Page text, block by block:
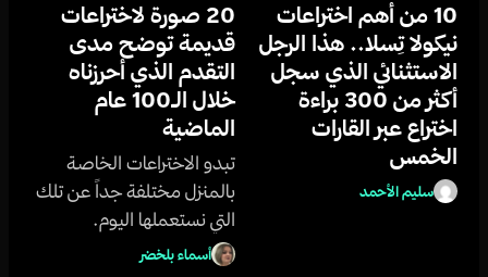
10 من أهم اختراعات
نيكولا تِسلا.. هذا الرجل
الاستثنائي الذي سجل
أكثر من 300 براءة
اختراع عبر القارات
الخمس
سليم الأحمد
20 صورة لاختراعات
قديمة توضح مدى
التقدم الذي أحرزناه
خلال الـ100 عام
الماضية
تبدو الاختراعات الخاصة
بالمنزل مختلفة جداً عن تلك
التي نستعملها اليوم.
أسماء بلخضر